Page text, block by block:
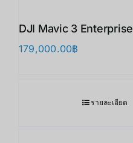
DJI Mavic 3 Enterprise
179,000.00฿
รายละเอียด